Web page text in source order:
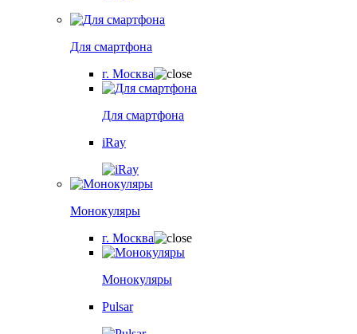
Для смартфона
г. Москва
Для смартфона
iRay
Монокуляры
г. Москва
Монокуляры
Pulsar